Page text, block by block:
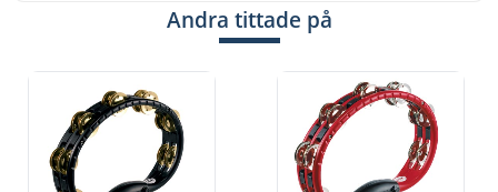
Andra tittade på